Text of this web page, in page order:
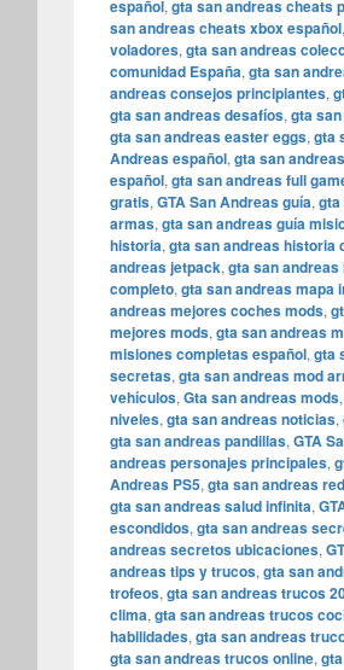
español, gta san andreas cheats
san andreas cheats xbox español,
voladores, gta san andreas
comunidad España, gta san
andreas consejos principiantes,
gta san andreas desafíos, gta
gta san andreas easter eggs, gta
Andreas español, gta san
español, gta san andreas full
gratis, GTA San Andreas guía, gta
armas, gta san andreas guía
historia, gta san andreas historia
andreas jetpack, gta san andreas
completo, gta san andreas mapa
andreas mejores coches mods,
mejores mods, gta san andreas
misiones completas español, gta
secretas, gta san andreas mod
vehículos, Gta san andreas mods,
niveles, gta san andreas noticias,
gta san andreas pandillas, GTA
andreas personajes principales,
Andreas PS5, gta san andreas
gta san andreas salud infinita,
escondidos, gta san andreas
andreas secretos ubicaciones,
andreas tips y trucos, gta san
trofeos, gta san andreas trucos
clima, gta san andreas trucos
habilidades, gta san andreas
gta san andreas trucos online,